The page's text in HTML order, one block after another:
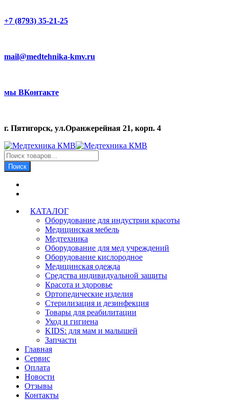
+7 (8793) 35-21-25
mail@medtehnika-kmv.ru
мы ВКонтакте
г. Пятигорск, ул.Оранжерейная 21, корп. 4
Поиск
товаров
Поиск
КАТАЛОГ
Оборудование для индустрии красоты
Медицинская мебель
Медтехника
Оборудование для мед учреждений
Оборудование кислородное
Медицинская одежда
Средства индивидуальной защиты
Красота и здоровье
Ортопедические изделия
Стерилизация и дезинфекция
Товары для реабилитации
Уход и гигиена
KIDS: для мам и малышей
Запчасти
Главная
Сервис
Оплата
Новости
Отзывы
Контакты